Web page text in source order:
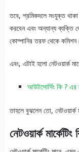
তবে, শ্রমিকদলে সংযুক্ত
করবেন এবং অন্যান্য
কোম্পানির তরফ থেকে
এবং, এটাই হলো নেটওয়ার্ক
আউটসোর্সিং কি ? এর
তাহলে বুঝলেন তো, নেটওয়ার্ক
নেটওয়ার্ক